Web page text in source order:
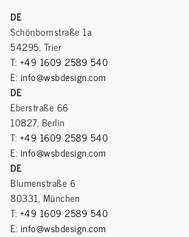
DE
Schönbornstraße 1a
54295, Trier
T: +49 1609 2589 540
E: info@wsbdesign.com
DE
Eberstraße 66
10827, Berlin
T: +49 1609 2589 540
E: info@wsbdesign.com
DE
Blumenstraße 6
80331, München
T: +49 1609 2589 540
E: info@wsbdesign.com